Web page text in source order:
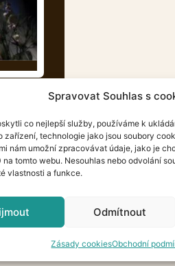
Spravovat Souhlas s
co nejlepší služby, používáme k
zařízení, technologie jako jsou soubory
nám umožní zpracovávat údaje, jako je
na tomto webu. Nesouhlas nebo odvolání
vlastnosti a funkce.
Odmítnout
Zásady cookiesObchodní